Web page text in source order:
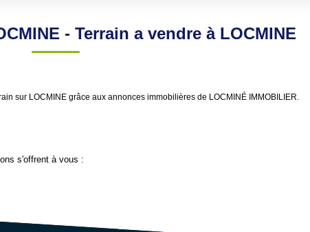
- Terrain a vendre à LOCMINE
sur LOCMINE grâce aux annonces immobilières de LOCMINÉ IMMOBILIER.
s'offrent à vous :